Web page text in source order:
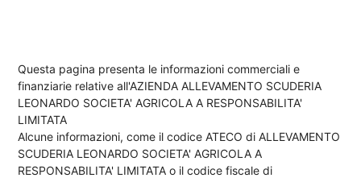
Questa pagina presenta le informazioni commerciali e
finanziarie relative all'AZIENDA ALLEVAMENTO SCUDERIA
LEONARDO SOCIETA' AGRICOLA A RESPONSABILITA'
LIMITATA
Alcune informazioni, come il codice ATECO di ALLEVAMENTO
SCUDERIA LEONARDO SOCIETA' AGRICOLA A
RESPONSABILITA' LIMITATA o il codice fiscale di